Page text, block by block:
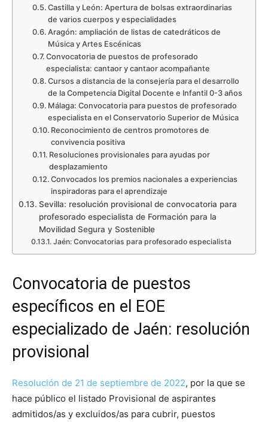
Castilla y León: Apertura de bolsas extraordinarias
de varios cuerpos y especialidades
Aragón: ampliación de listas de catedráticos de
Música y Artes Escénicas
Convocatoria de puestos de profesorado
especialista: cantaor y cantaor acompañante
Cursos a distancia de la consejería para el desarrollo
de la Competencia Digital Docente e Infantil 0-3 años
Málaga: Convocatoria para puestos de profesorado
especialista en el Conservatorio Superior de Música
Reconocimiento de centros promotores de
convivencia positiva
Resoluciones provisionales para ayudas por
desplazamiento
Convocados los premios nacionales a experiencias
inspiradoras para el aprendizaje
Sevilla: resolución provisional de convocatoria para
profesorado especialista de Formación para la
Movilidad Segura y Sostenible
Jaén: Convocatorias para profesorado especialista
Convocatoria de puestos
específicos en el EOE
especializado de Jaén: resolución
provisional
Resolución de 21 de septiembre de 2022, por la que se
hace público el listado Provisional de aspirantes
admitidos/as y excluidos/as para cubrir, puestos